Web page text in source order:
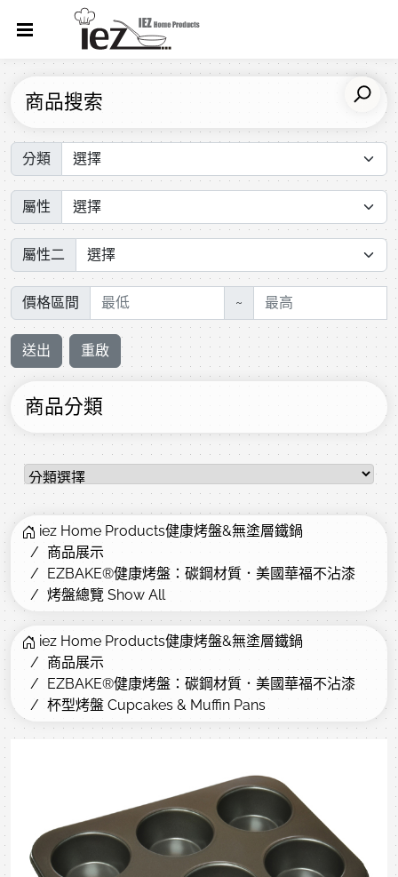
商品搜索
分類
屬性
屬性二
價格區間 ~
送出 重啟
商品分類
iez Home Products健康烤盤&無塗層鐵鍋
商品展示
EZBAKE®健康烤盤：碳鋼材質．美國華福不沾漆
烤盤總覽 Show All
iez Home Products健康烤盤&無塗層鐵鍋
商品展示
EZBAKE®健康烤盤：碳鋼材質．美國華福不沾漆
杯型烤盤 Cupcakes & Muffin Pans